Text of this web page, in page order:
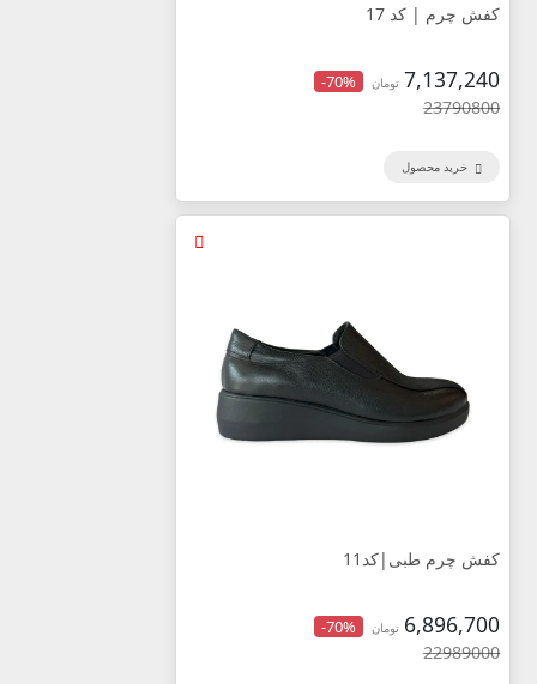
کفش چرم | کد 17
7,137,240 تومان -70%
23790800
خرید محصول
کفش چرم طبی|کد11
6,896,700 تومان -70%
22989000